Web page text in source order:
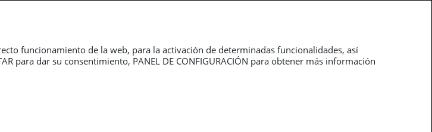
funcionamiento de la web, para la activación de determinadas funcionalidades, así
para dar su consentimiento, PANEL DE CONFIGURACIÓN para obtener más información